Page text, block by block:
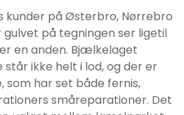
kunder på Østerbro, Nørrebro
på tegningen ser ligetil
en anden. Bjælkelaget
ikke helt i lod, og der er
som har set både fernis,
småreparationer. Det